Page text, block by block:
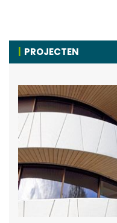
PROJECTEN